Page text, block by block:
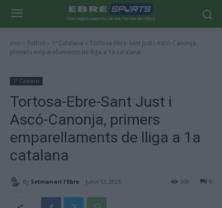
Inici Futbol 1ª Catalana
Tortosa-Ebre-Sant Just i Ascó-Canonja,
primers emparellaments de lliga a 1a catalana
1ª Catalana
Tortosa-Ebre-Sant Just i
Ascó-Canonja, primers
emparellaments de lliga a 1a
catalana
By Setmanari l'Ebre juliol 12, 2023 0
200